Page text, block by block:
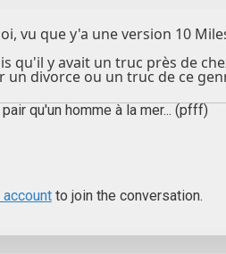
vu que y'a une version 10
qu'il y avait un truc près de
un divorce ou un truc de ce
qu'un homme à la mer... (pfff)
accountto join the conversation.